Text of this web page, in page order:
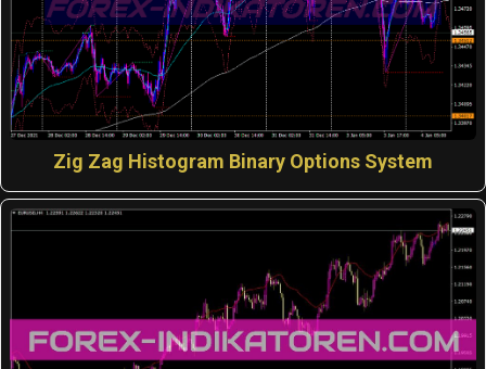
Zig Zag Histogram Binary Options System